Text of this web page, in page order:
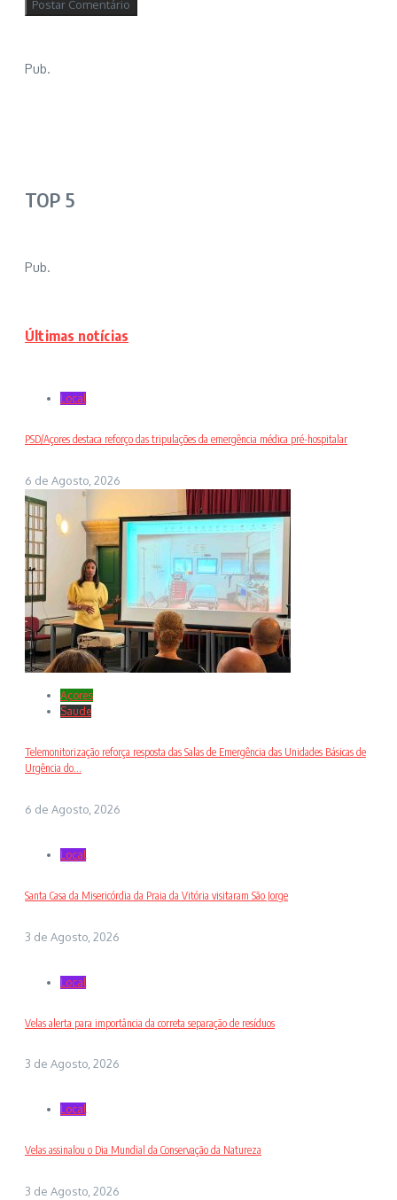
Pub.
TOP 5
Pub.
Últimas notícias
Local
PSD/Açores destaca reforço das tripulações da emergência médica pré-hospitalar
6 de Agosto, 2026
Açores
Saude
Telemonitorização reforça resposta das Salas de Emergência das Unidades Básicas de
Urgência do...
6 de Agosto, 2026
Local
Santa Casa da Misericórdia da Praia da Vitória visitaram São Jorge
3 de Agosto, 2026
Local
Velas alerta para importância da correta separação de resíduos
3 de Agosto, 2026
Local
Velas assinalou o Dia Mundial da Conservação da Natureza
3 de Agosto, 2026